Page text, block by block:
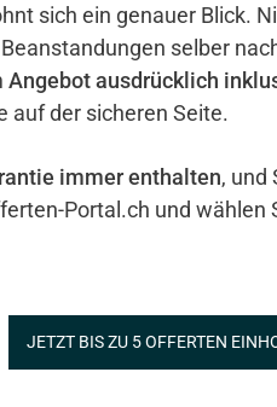
sich ein genauer Blick.
selber
Angebot ausdrücklich
auf der sicheren Seite.
immer enthalten, und
Portal.ch und wählen
JETZT BIS ZU 5 OFFERTEN